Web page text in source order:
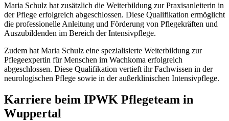
Maria Schulz hat zusätzlich die Weiterbildung zur Praxisanleiterin in
der Pflege erfolgreich abgeschlossen. Diese Qualifikation ermöglicht
die professionelle Anleitung und Förderung von Pflegekräften und
Auszubildenden im Bereich der Intensivpflege.
Zudem hat Maria Schulz eine spezialisierte Weiterbildung zur
Pflegeexpertin für Menschen im Wachkoma erfolgreich
abgeschlossen. Diese Qualifikation vertieft ihr Fachwissen in der
neurologischen Pflege sowie in der außerklinischen Intensivpflege.
Karriere beim IPWK Pflegeteam in
Wuppertal